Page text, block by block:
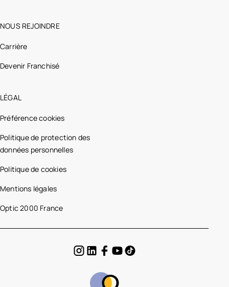
NOUS REJOINDRE
Carrière
Devenir Franchisé
LÉGAL
Préférence cookies
Politique de protection des
données personnelles
Politique de cookies
Mentions légales
Optic 2000 France